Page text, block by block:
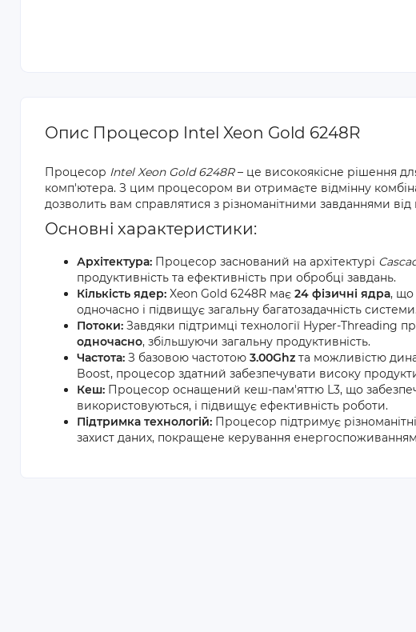
Опис Процесор Intel Xeon Gold 6248R
Процесор Intel Xeon Gold 6248R– це високоякісне рішення
комп'ютера. З цим процесором ви отримаєте відмінну
дозволить вам справлятися з різноманітними завданнями
Основні характеристики:
Архітектура: Процесор заснований на архітектурі
продуктивність та ефективність при обробці завдань.
Кількість ядер: Xeon Gold 6248R має 24 фізичні ядра, що
одночасно і підвищує загальну багатозадачність системи.
Потоки: Завдяки підтримці технології Hyper-Threading
одночасно, збільшуючи загальну продуктивність.
Частота: З базовою частотою 3.00Ghz та можливістю
Boost, процесор здатний забезпечувати високу
Кеш: Процесор оснащений кеш-пам'яттю L3, що
використовуються, і підвищує ефективність роботи.
Підтримка технологій: Процесор підтримує різноманітні
захист даних, покращене керування енергоспоживанням